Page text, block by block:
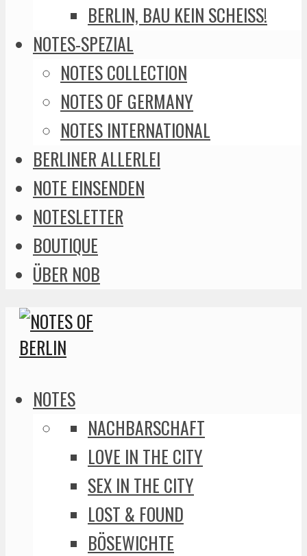
BERLIN, BAU KEIN SCHEISS!
NOTES-SPEZIAL
NOTES COLLECTION
NOTES OF GERMANY
NOTES INTERNATIONAL
BERLINER ALLERLEI
NOTE EINSENDEN
NOTESLETTER
BOUTIQUE
ÜBER NOB
NOTES
NACHBARSCHAFT
LOVE IN THE CITY
SEX IN THE CITY
LOST & FOUND
BÖSEWICHTE